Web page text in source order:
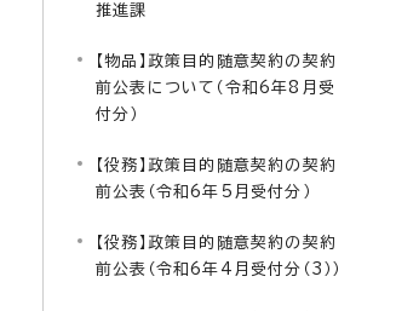
推進課
【物品】政策目的随意契約の契約
前公表について（令和6年8月受
付分）
【役務】政策目的随意契約の契約
前公表（令和6年5月受付分）
【役務】政策目的随意契約の契約
前公表（令和6年4月受付分（3））